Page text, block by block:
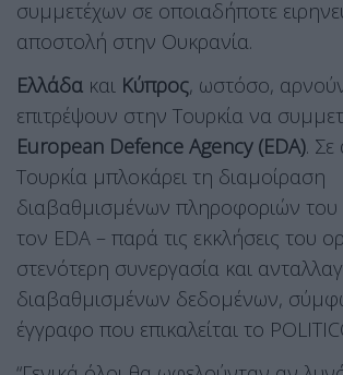
συμμετέχων σε οποιαδήποτε
αποστολή στην Ουκρανία.
Ελλάδα και Κύπρος, ωστόσο,
επιτρέψουν στην Τουρκία να
European Defence Agency (EDA).
Τουρκία μπλοκάρει τη διαμοίραση
διαβαθμισμένων πληροφοριών
τον EDA – παρά τις εκκλήσεις του
στενότερη συνεργασία και
διαβαθμισμένων δεδομένων,
έγγραφο που επικαλείται το